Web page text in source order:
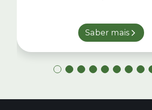
Saber mais